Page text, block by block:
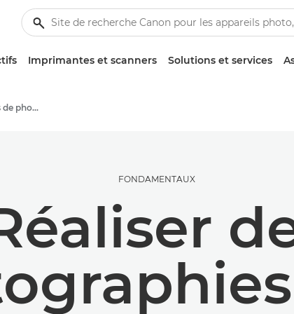
Imprimantes et scanners Solutions et services
Conseils et techniques de photographie et d'impression
FONDAMENTAUX